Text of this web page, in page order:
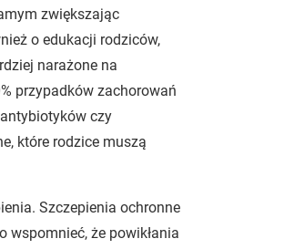
zwiększając
o edukacji rodziców,
narażone na
przypadków zachorowań
czy
które rodzice muszą
Szczepienia ochronne
wspomnieć, że powikłania